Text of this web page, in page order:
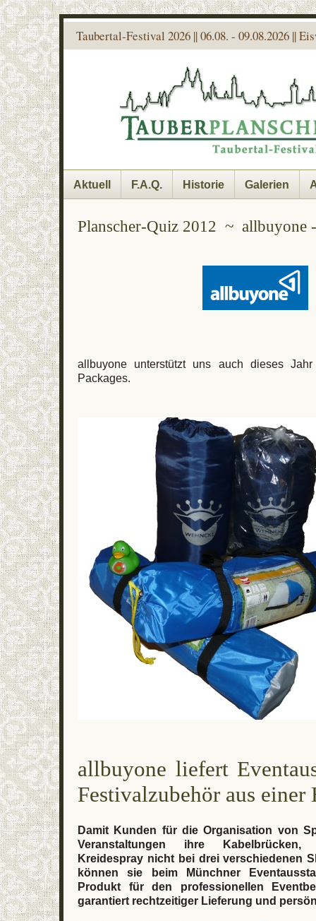
Taubertal-Festival 2026 || 06.08. - 09.08.2026 ||
Aktuell F.A.Q. Historie Galerien
Planscher-Quiz 2012 ~ allbuyone
allbuyone unterstützt uns auch dieses
Packages.
allbuyone liefert
Festivalzubehör aus einer
Damit Kunden für die Organisation von
Veranstaltungen ihre Kabelbrücken,
Kreidespray nicht bei drei verschiedenen
können sie beim Münchner
Produkt für den professionellen
garantiert rechtzeitiger Lieferung und